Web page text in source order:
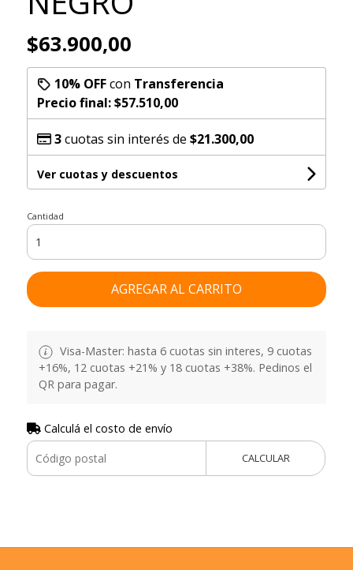
$63.900,00
10% OFFcon Transferencia
Precio final:$57.510,00
3cuotas sin interés de $21.300,00
Ver cuotas y descuentos
Cantidad
AGREGAR AL CARRITO
Visa-Master: hasta 6 cuotas sin interes, 9 cuotas
+16%, 12 cuotas +21% y 18 cuotas +38%. Pedinos el
QR para pagar.
Calculá el costo de envío
CALCULAR